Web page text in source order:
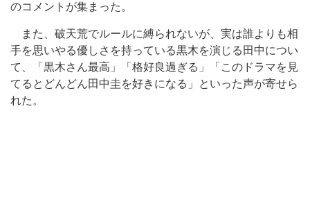
のコメントが集まった。
また、破天荒でルールに縛られないが、実は誰よりも相
手を思いやる優しさを持っている黒木を演じる田中につい
て、「黒木さん最高」「格好良過ぎる」「このドラマを見
てるとどんどん田中圭を好きになる」といった声が寄せら
れた。